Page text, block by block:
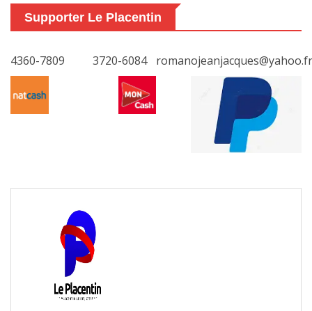
Supporter Le Placentin
4360-7809 3720-6084 romanojeanjacques@yahoo.fr